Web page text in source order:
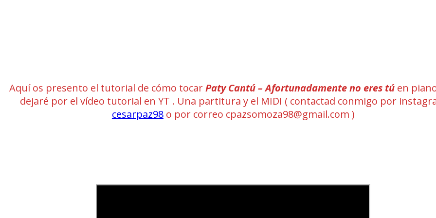
Aquí os presento el tutorial de cómo tocarPaty Cantú – Afortunadamente no eres tú en
dejaré por el vídeo tutorial en YT . Una partitura y el MIDI ( contactad conmigo por
cesarpaz98o por correo cpazsomoza98@gmail.com )